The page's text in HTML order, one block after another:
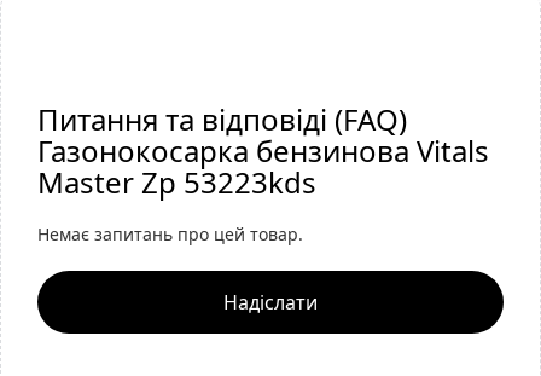
Питання та відповіді (FAQ)
Газонокосарка бензинова Vitals
Master Zp 53223kds
Немає запитань про цей товар.
Надіслати